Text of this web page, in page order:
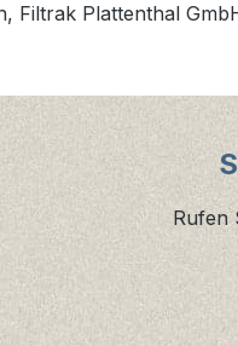
Filtrak Plattenthal
Rufen